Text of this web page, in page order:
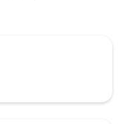
い
ー
な
1分